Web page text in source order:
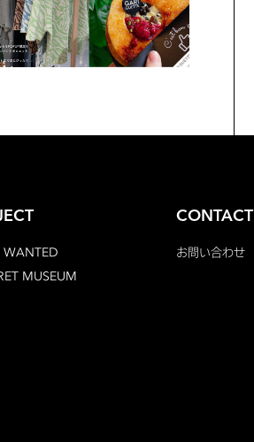
WANTED
MUSEUM
CONTACT
お問い合わせ